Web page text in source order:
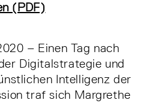
(PDF)
– Einen Tag nach
Digitalstrategie und
Intelligenz der
traf sich Margrethe